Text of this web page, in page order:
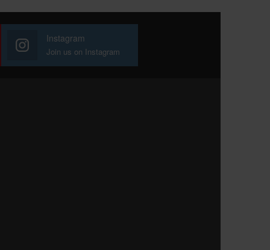
Instagram
Join us on Instagram